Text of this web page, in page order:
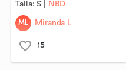
Talla:S NBD
ML Miranda L
15